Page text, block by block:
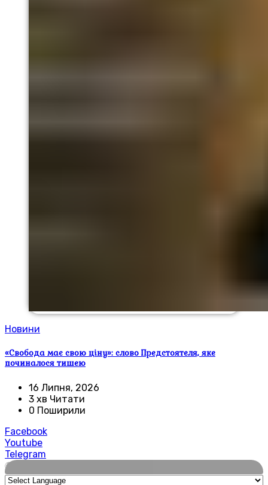
Новини
«Свобода має свою ціну»: слово Предстоятеля, яке
починалося тишею
16 Липня, 2026
3 хв Читати
0 Поширили
Facebook
Youtube
Telegram
🌍